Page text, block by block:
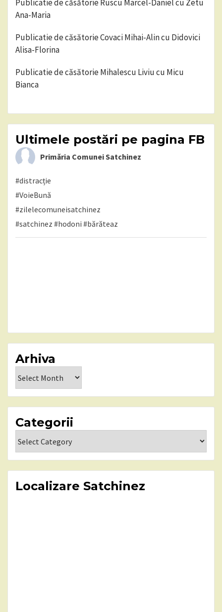
Publicatie de căsătorie Ruscu Marcel-Daniel cu Zetu
Ana-Maria
Publicatie de căsătorie Covaci Mihai-Alin cu Didovici
Alisa-Florina
Publicatie de căsătorie Mihalescu Liviu cu Micu
Bianca
Ultimele postări pe pagina FB
Primăria Comunei Satchinez
#distracție
#VoieBună
#zilelecomuneisatchinez
#satchinez #hodoni #bărăteaz
Arhiva
Categorii
Localizare Satchinez